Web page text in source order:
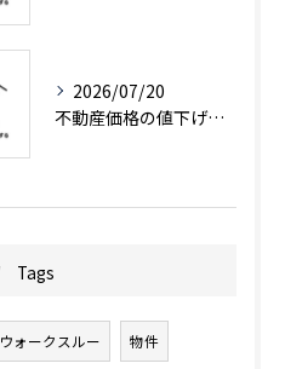
2026/07/20
不動産価格の値下げを成功させる交渉術と相場下落の見極め方
Tags
ウォークスルー 物件